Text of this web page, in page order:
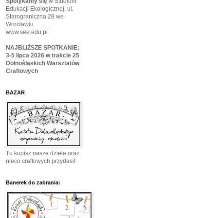
Edukacji Ekologicznej, ul.
Starograniczna 28 we
Wrocławiu
www.see.edu.pl
NAJBLIŻSZE SPOTKANIE:
3-5 lipca 2026 w trakcie 25
Dolnośląskich Warsztatów
Craftowych
BAZAR
Tu kupisz nasze dzieła oraz
nieco craftowych przydasi!
Banerek do zabrania: